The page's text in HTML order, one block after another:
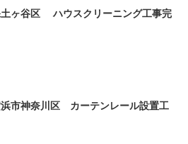
土ヶ谷区 ハウスクリーニング工事完
浜市神奈川区 カーテンレール設置工